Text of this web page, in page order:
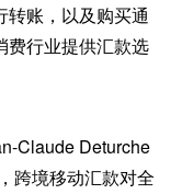
账，以及购买通
费行业提供汇款选
Claude Deturche
跨境移动汇款对全